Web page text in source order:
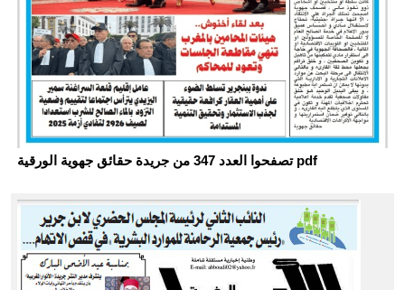
تصفحوا العدد 347 من جريدة حقائق جهوية الورقية pdf